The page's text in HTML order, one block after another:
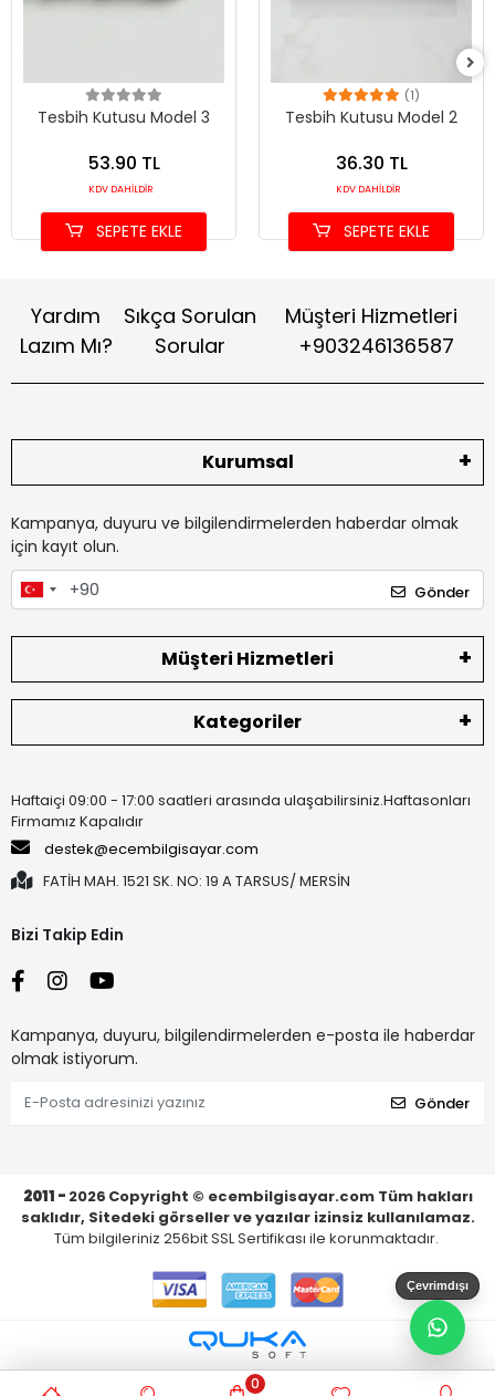
Tesbih Kutusu Model 3
53.90 TL
KDV DAHİLDİR
SEPETE EKLE
(1)
Tesbih Kutusu Model 2
36.30 TL
KDV DAHİLDİR
SEPETE EKLE
Yardım
Lazım Mı?
Sıkça Sorulan
Sorular
Müşteri Hizmetleri
+903246136587
Kurumsal
Kampanya, duyuru ve bilgilendirmelerden haberdar olmak
için kayıt olun.
Gönder
Müşteri Hizmetleri
Kategoriler
Haftaiçi 09:00 - 17:00 saatleri arasında ulaşabilirsiniz.Haftasonları
Firmamız Kapalıdır
destek@ecembilgisayar.com
FATİH MAH. 1521 SK. NO: 19 A TARSUS/ MERSİN
Bizi Takip Edin
Kampanya, duyuru, bilgilendirmelerden e-posta ile haberdar
olmak istiyorum.
Gönder
2011 - 2026 Copyright © ecembilgisayar.com Tüm hakları
saklıdır, Sitedeki görseller ve yazılar izinsiz kullanılamaz.
Tüm bilgileriniz 256bit SSL Sertifikası ile korunmaktadır.
0
Çevrimdışı